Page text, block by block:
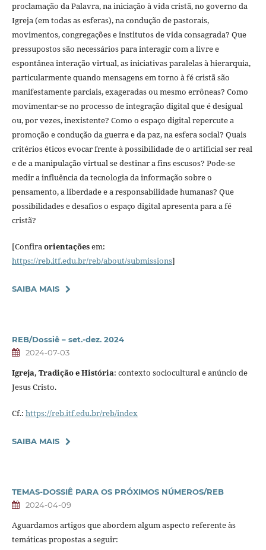
proclamação da Palavra, na iniciação à vida cristã, no governo da
Igreja (em todas as esferas), na condução de pastorais,
movimentos, congregações e institutos de vida consagrada? Que
pressupostos são necessários para interagir com a livre e
espontânea interação virtual, as iniciativas paralelas à hierarquia,
particularmente quando mensagens em torno à fé cristã são
manifestamente parciais, exageradas ou mesmo errôneas? Como
movimentar-se no processo de integração digital que é desigual
ou, por vezes, inexistente? Como o espaço digital repercute a
promoção e condução da guerra e da paz, na esfera social? Quais
critérios éticos evocar frente à possibilidade de o artificial ser real
e de a manipulação virtual se destinar a fins escusos? Pode-se
medir a influência da tecnologia da informação sobre o
pensamento, a liberdade e a responsabilidade humanas? Que
possibilidades e desafios o espaço digital apresenta para a fé
cristã?
[Confiraorientaçõesem:
https://reb.itf.edu.br/reb/about/submissions]
SAIBA MAIS
REB/Dossiê – set.-dez. 2024
2024-07-03
Igreja, Tradição e História: contexto sociocultural e anúncio de
Jesus Cristo.
Cf.: https://reb.itf.edu.br/reb/index
SAIBA MAIS
TEMAS-DOSSIÊ PARA OS PRÓXIMOS NÚMEROS/REB
2024-04-09
Aguardamos artigos que abordem algum aspecto referente às
temáticas propostas a seguir: